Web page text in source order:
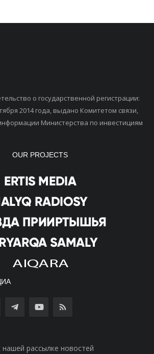
о государственной регистрации:
2014 года, выдано Комитетом связи,
Министерства по инвестициям
OUR PROJECTS
нашей рассылке новостей